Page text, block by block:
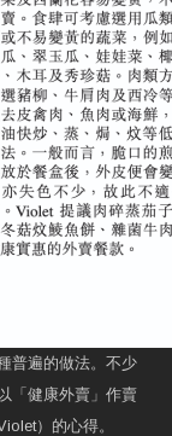
普遍的做法。不少
「健康外賣」作賣
）的心得。